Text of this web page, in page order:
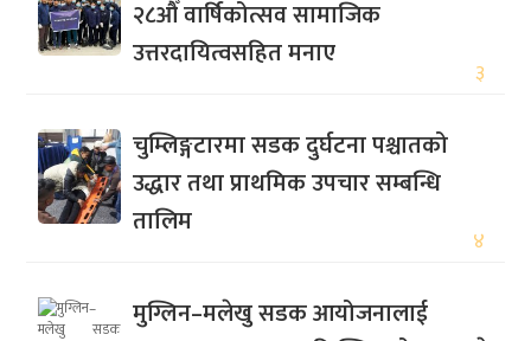
२८औँ वार्षिकोत्सव सामाजिक
उत्तरदायित्वसहित मनाए
३
चुम्लिङ्गटारमा सडक दुर्घटना पश्चातको
उद्धार तथा प्राथमिक उपचार सम्बन्धि
तालिम
४
मुग्लिन–मलेखु सडक आयोजनालाई